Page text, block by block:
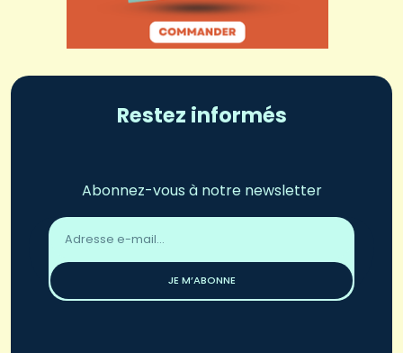
Restez informés
Abonnez-vous à notre newsletter
Adresse
email
JE M’ABONNE